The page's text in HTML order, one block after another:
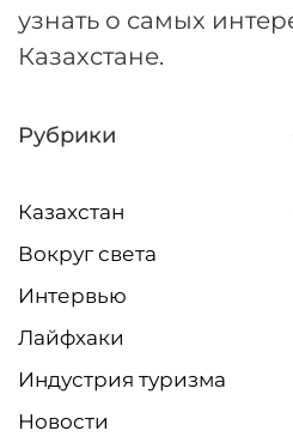
узнать о самых
Казахстане.
Рубрики
Казахстан
Вокруг света
Интервью
Лайфхаки
Индустрия туризма
Новости